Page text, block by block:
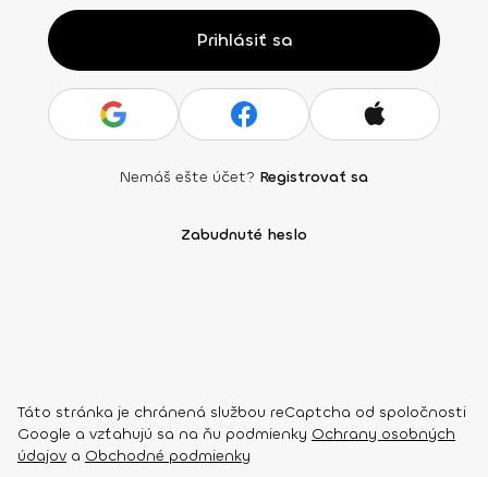
Prihlásiť sa
Nemáš ešte účet? Registrovať sa
Zabudnuté heslo
Táto stránka je chránená službou reCaptcha od spoločnosti
Google a vzťahujú sa na ňu podmienky Ochrany osobných
údajov a Obchodné podmienky